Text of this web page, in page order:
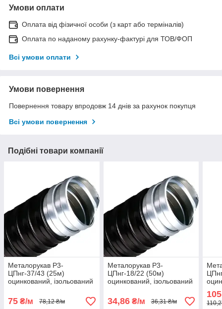
Умови оплати
Оплата від фізичної особи (з карт або терміналів)
Оплата по наданому рахунку-фактурі для ТОВ/ФОП
Всі умови оплати
Умови повернення
Повернення товару впродовж 14 днів за рахунок покупця
Всі умови повернення
Подібні товари компанії
Металорукав Р3-
ЦПнг-37/43 (25м)
оцинкований, ізольований
75 ₴/м 78,12 ₴/м
Металорукав Р3-
ЦПнг-18/22 (50м)
оцинкований, ізольований
34,86₴/м 36,31 ₴/м
ПВХ